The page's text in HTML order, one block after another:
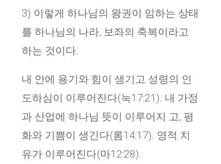
3) 이렇게 하나님의 왕권이 임하는 상태
를 하나님의 나라, 보좌의 축복이라고
하는 것이다.
내 안에 용기와 힘이 생기고 성령의 인
도하심이 이루어진다(눅17:21). 내 가정
과 산업에 하나님 뜻이 이루어지 고, 평
화와 기쁨이 생긴다(롬14:17). 영적 치
유가 이루어진다(마12:28).